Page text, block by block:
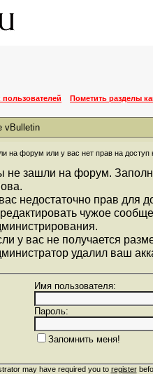
Пометить разделы
vBulletin
на форум или у вас нет прав на доступ
не зашли на форум.
недостаточно прав для
чужое
у вас не получается
удалил ваш
Имя пользователя:
Пароль:
Запомнить меня!
may have required you to register